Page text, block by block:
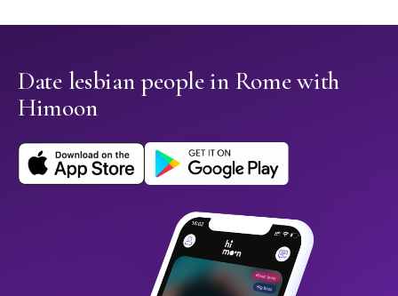
Date lesbian people in Rome with
Himoon